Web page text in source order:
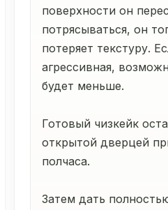
поверхности он
потрясываться, он
потеряет текстуру.
агрессивная,
будет меньше.
Готовый чизкейк
открытой дверцей
полчаса.
Затем дать